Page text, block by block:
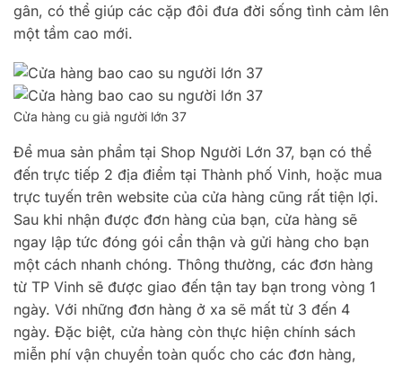
gân, có thể giúp các cặp đôi đưa đời sống tình cảm lên
một tầm cao mới.
Cửa hàng cu giả người lớn 37
Để mua sản phẩm tại Shop Người Lớn 37, bạn có thể
đến trực tiếp 2 địa điểm tại Thành phố Vinh, hoặc mua
trực tuyến trên website của cửa hàng cũng rất tiện lợi.
Sau khi nhận được đơn hàng của bạn, cửa hàng sẽ
ngay lập tức đóng gói cẩn thận và gửi hàng cho bạn
một cách nhanh chóng. Thông thường, các đơn hàng
từ TP Vinh sẽ được giao đến tận tay bạn trong vòng 1
ngày. Với những đơn hàng ở xa sẽ mất từ ​​3 đến 4
ngày. Đặc biệt, cửa hàng còn thực hiện chính sách
miễn phí vận chuyển toàn quốc cho các đơn hàng,